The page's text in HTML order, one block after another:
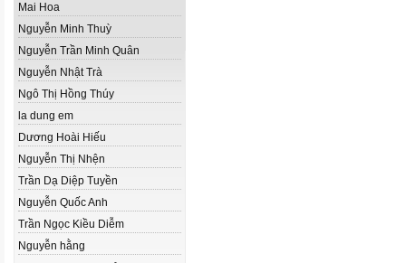
Mai Hoa
Nguyễn Minh Thuỳ
Nguyễn Trần Minh Quân
Nguyễn Nhật Trà
Ngô Thị Hồng Thúy
la dung em
Dương Hoài Hiếu
Nguyễn Thị Nhện
Trần Dạ Diệp Tuyền
Nguyễn Quốc Anh
Trần Ngọc Kiều Diễm
Nguyễn hằng